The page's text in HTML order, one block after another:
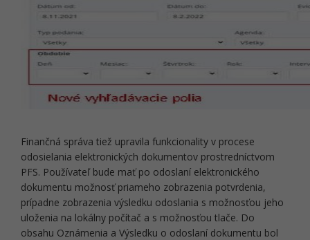
Finančná správa tiež upravila funkcionality v procese
odosielania elektronických dokumentov prostredníctvom
PFS. Používateľ bude mať po odoslaní elektronického
dokumentu možnosť priameho zobrazenia potvrdenia,
prípadne zobrazenia výsledku odoslania s možnosťou jeho
uloženia na lokálny počítač a s možnosťou tlače. Do
obsahu Oznámenia a Výsledku o odoslaní dokumentu bol